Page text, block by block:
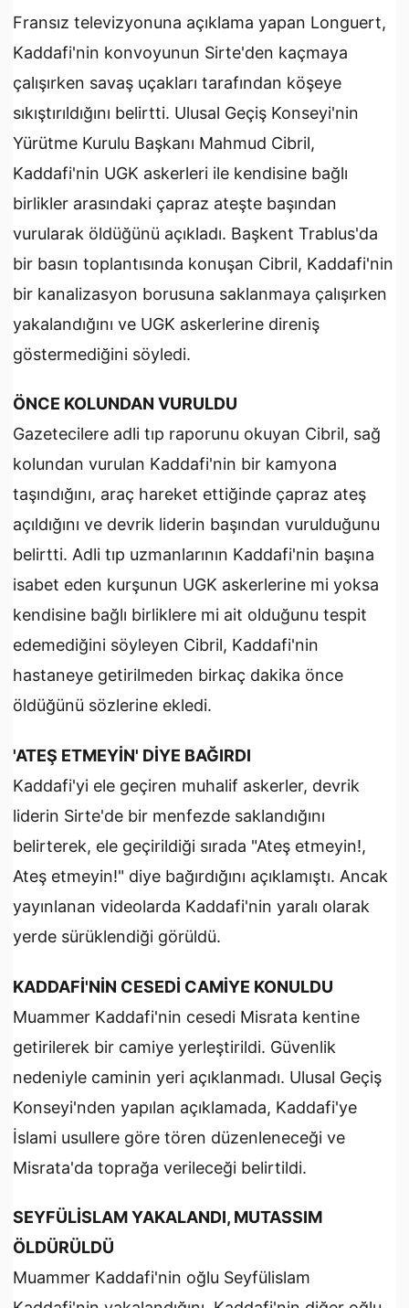
Fransız televizyonuna açıklama yapan Longuert,
Kaddafi'nin konvoyunun Sirte'den kaçmaya
çalışırken savaş uçakları tarafından köşeye
sıkıştırıldığını belirtti. Ulusal Geçiş Konseyi'nin
Yürütme Kurulu Başkanı Mahmud Cibril,
Kaddafi'nin UGK askerleri ile kendisine bağlı
birlikler arasındaki çapraz ateşte başından
vurularak öldüğünü açıkladı. Başkent Trablus'da
bir basın toplantısında konuşan Cibril, Kaddafi'nin
bir kanalizasyon borusuna saklanmaya çalışırken
yakalandığını ve UGK askerlerine direniş
göstermediğini söyledi.
ÖNCE KOLUNDAN VURULDU
Gazetecilere adli tıp raporunu okuyan Cibril, sağ
kolundan vurulan Kaddafi'nin bir kamyona
taşındığını, araç hareket ettiğinde çapraz ateş
açıldığını ve devrik liderin başından vurulduğunu
belirtti. Adli tıp uzmanlarının Kaddafi'nin başına
isabet eden kurşunun UGK askerlerine mi yoksa
kendisine bağlı birliklere mi ait olduğunu tespit
edemediğini söyleyen Cibril, Kaddafi'nin
hastaneye getirilmeden birkaç dakika önce
öldüğünü sözlerine ekledi.
'ATEŞ ETMEYİN' DİYE BAĞIRDI
Kaddafi'yi ele geçiren muhalif askerler, devrik
liderin Sirte'de bir menfezde saklandığını
belirterek, ele geçirildiği sırada "Ateş etmeyin!,
Ateş etmeyin!" diye bağırdığını açıklamıştı. Ancak
yayınlanan videolarda Kaddafi'nin yaralı olarak
yerde sürüklendiği görüldü.
KADDAFİ'NİN CESEDİ CAMİYE KONULDU
Muammer Kaddafi'nin cesedi Misrata kentine
getirilerek bir camiye yerleştirildi. Güvenlik
nedeniyle caminin yeri açıklanmadı. Ulusal Geçiş
Konseyi'nden yapılan açıklamada, Kaddafi'ye
İslami usullere göre tören düzenleneceği ve
Misrata'da toprağa verileceği belirtildi.
SEYFÜLİSLAM YAKALANDI, MUTASSIM
ÖLDÜRÜLDÜ
Muammer Kaddafi'nin oğlu Seyfülislam